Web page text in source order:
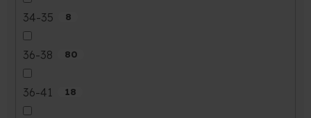
34-35 8
36-38 80
36-41 18